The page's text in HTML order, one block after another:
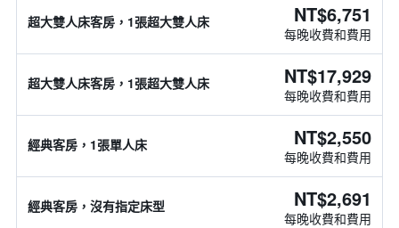
超大雙人床客房，1張超大雙人床 NT$6,751
每晚收費和費用
超大雙人床客房，1張超大雙人床 NT$17,929
每晚收費和費用
經典客房，1張單人床 NT$2,550
每晚收費和費用
經典客房，沒有指定床型 NT$2,691
每晚收費和費用